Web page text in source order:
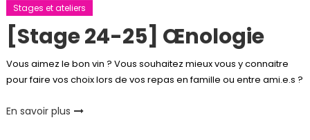
Stages et ateliers
[Stage 24-25] Œnologie
Vous aimez le bon vin ? Vous souhaitez mieux vous y connaitre
pour faire vos choix lors de vos repas en famille ou entre ami.e.s ?
En savoir plus